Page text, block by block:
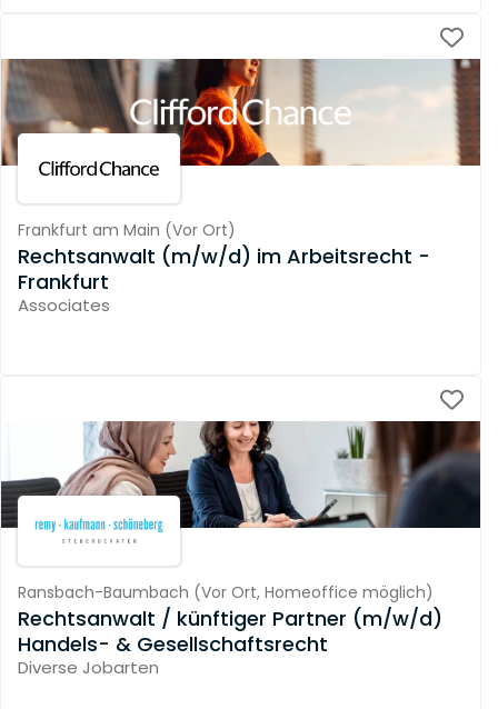
Frankfurt am Main (Vor Ort)
Rechtsanwalt (m/w/d) im Arbeitsrecht -
Frankfurt
Associates
Ransbach-Baumbach (Vor Ort, Homeoffice möglich)
Rechtsanwalt / künftiger Partner (m/w/d)
Handels- & Gesellschaftsrecht
Diverse Jobarten